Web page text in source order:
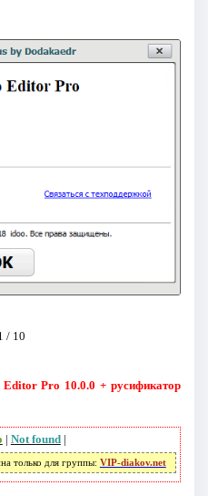
/ 10
Pro 10.0.0 + русификатор
| Not found|
только для группы: VIP-diakov.net